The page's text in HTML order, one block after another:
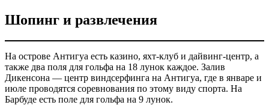
Шопинг и развлечения
На острове Антигуа есть казино, яхт-клуб и дайвинг-центр, а
также два поля для гольфа на 18 лунок каждое. Залив
Дикенсона — центр виндсерфинга на Антигуа, где в январе и
июле проводятся соревнования по этому виду спорта. На
Барбуде есть поле для гольфа на 9 лунок.